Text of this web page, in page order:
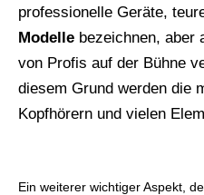
professionelle Geräte,
Modelle bezeichnen, aber
von Profis auf der Bühne
diesem Grund werden die
Kopfhörern und vielen
Ein weiterer wichtiger Aspekt,